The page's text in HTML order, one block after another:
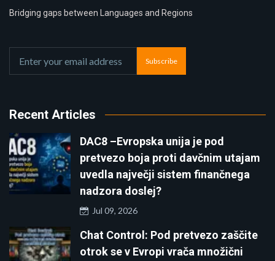
Bridging gaps between Languages and Regions
Subscribe
Recent Articles
DAC8 –Evropska unija je pod
pretvezo boja proti davčnim utajam
uvedla največji sistem finančnega
nadzora doslej?
Jul 09, 2026
Chat Control: Pod pretvezo zaščite
otrok se v Evropi vrača množični